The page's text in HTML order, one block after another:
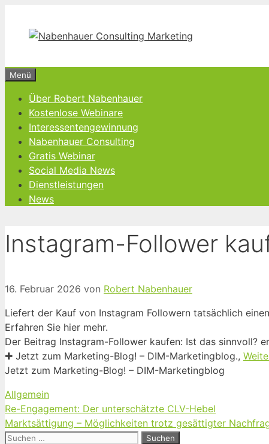
springen
Menü
Über Robert Nabenhauer
Kostenlose Webinare
Interessentengewinnung
Nabenhauer Consulting
Gratis Webinar
Social Media News
Dienstleistungen
News
Instagram-Follower
16. Februar 2026 von Robert Nabenhauer
Liefert der Kauf von Instagram Followern tatsächlich
Erfahren Sie hier mehr.
Der Beitrag Instagram-Follower kaufen: Ist das
✚ Jetzt zum Marketing-Blog! – DIM-Marketingblog.,
Jetzt zum Marketing-Blog! – DIM-Marketingblog
Kategorien
Allgemein
Re-Engagement: Der unterschätzte CLV-Hebel
Marktsättigung – Möglichkeiten trotz gesättigter
Suchen